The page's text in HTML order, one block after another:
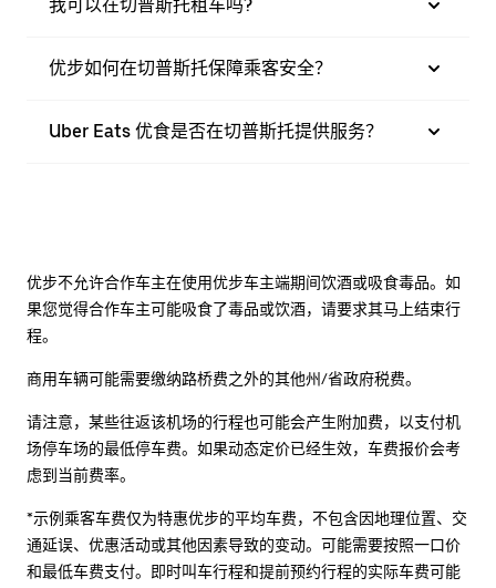
我可以在切普斯托租车吗?
优步如何在切普斯托保障乘客安全？
Uber Eats 优食是否在切普斯托提供服务？
优步不允许合作车主在使用优步车主端期间饮酒或吸食毒品。如
果您觉得合作车主可能吸食了毒品或饮酒，请要求其马上结束行
程。
商用车辆可能需要缴纳路桥费之外的其他州/省政府税费。
请注意，某些往返该机场的行程也可能会产生附加费，以支付机
场停车场的最低停车费。如果动态定价已经生效，车费报价会考
虑到当前费率。
*示例乘客车费仅为特惠优步的平均车费，不包含因地理位置、交
通延误、优惠活动或其他因素导致的变动。可能需要按照一口价
和最低车费支付。即时叫车行程和提前预约行程的实际车费可能